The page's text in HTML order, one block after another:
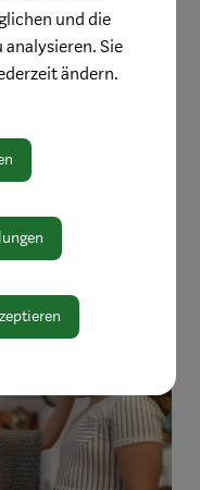
und die
analysieren. Sie
ändern.